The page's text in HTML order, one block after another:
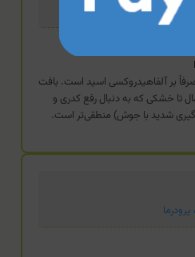
بر آلفاهیدروکسی اسید است. بافت
تا خشکی که به دنبال رفع کدری و
شدید با جوش) منطقی‌تر است.